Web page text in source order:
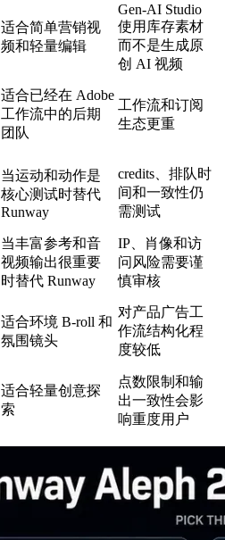
适合简单营销视
频和轻量编辑
Gen-AI Studio
使用库存素材
而不是生成原
创 AI 视频
适合已经在 Adobe
工作流中的后期
团队
工作流和订阅
生态更重
当运动和动作是
核心测试时替代
Runway
credits、排队时
间和一致性仍
需测试
当丰富参考和音
视频输出很重要
时替代 Runway
IP、肖像和访
问风险需要谨
慎审核
适合环境 B-roll 和
氛围镜头
对产品广告工
作流结构化程
度较低
适合轻量创意探
索
点数限制和输
出一致性会影
响重度用户